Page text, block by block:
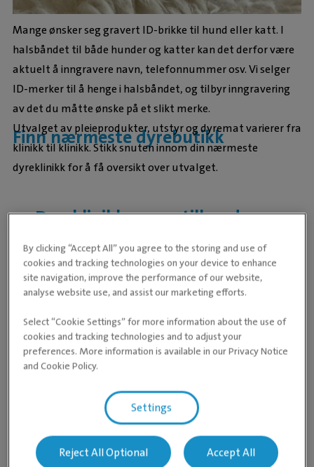
Mange ønsker seg gravert ID-brikke til hund eller katt. I
halsbåndet til både hunder og katter kan det derfor være
aktuelt å inngravere navn, telefonnummer osv. Vi selger
ID-merker til å henge i halsbåndet, og tilbyr inngravering
av det du måtte ønske på et slikt merke.
Finn nærmeste dyrebutikk
Utvalget av pleieprodukter, utstyr og dyremat varierer fra
klinikk til klinikk. Stikk snuten innom din nærmeste
dyreklinikk for å få oversikt over utvalget.
Dyreklinikker som tilbyr denne
tjenesten
Vennligst vent mens vi laster inn våre dyreklinikker
By clicking “Accept All” you agree to the storing and use of
cookies and tracking technologies on your device to enhance
site navigation, improve the performance of our website,
analyse website use, and assist our marketing efforts.
Select “Cookie Settings” for more information about the use of
cookies and tracking technologies and to adjust your
preferences. More information is available in our Privacy Notice
and Cookie Policy.
Settings
Reject All Optional Accept All